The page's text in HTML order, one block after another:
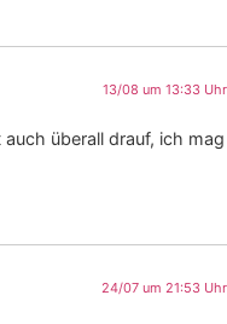
13/08 um 13:33 Uhr
überall drauf, ich mag
24/07 um 21:53 Uhr